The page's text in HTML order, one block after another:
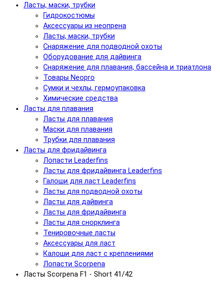
Ласты, маски, трубки
Гидрокостюмы
Аксессуары из неопрена
Ласты, маски, трубки
Снаряжение для подводной охоты
Оборудование для дайвинга
Снаряжение для плавания, бассейна и триатлона
Товары Neopro
Сумки и чехлы, гермоупаковка
Химические средства
Ласты для плавания
Ласты для плавания
Маски для плавания
Трубки для плавания
Ласты для фридайвинга
Лопасти Leaderfins
Ласты для фридайвинга Leaderfins
Галоши для ласт Leaderfins
Ласты для подводной охоты
Ласты для дайвинга
Ласты для фридайвинга
Ласты для снорклинга
Тенировочные ласты
Аксессуары для ласт
Калоши для ласт с креплениями
Лопасти Scorpena
Ласты Scorpena F1 - Short 41/42